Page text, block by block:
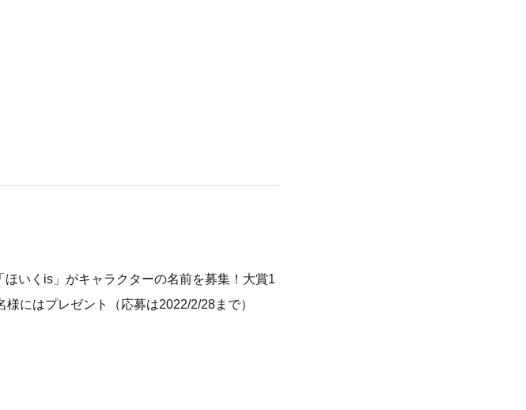
ほいくis」がキャラクターの名前を募集！大賞1
にはプレゼント（応募は2022/2/28まで）